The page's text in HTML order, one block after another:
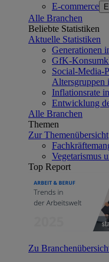
E-commerce
Alle Branchen
Beliebte Statistiken
Aktuelle Statistiken
Generationen
GfK-
Social-Media-
Altersgruppen
Inflationsrate
Entwicklung
Alle Branchen
Themen
Zur Themenübersicht
Vegetarismus
Top Report
Zu